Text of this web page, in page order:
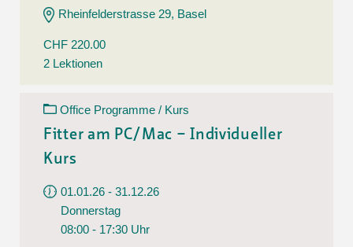
Rheinfelderstrasse 29, Basel
CHF 220.00
2 Lektionen
Office Programme / Kurs
Fitter am PC/Mac – Individueller
Kurs
01.01.26 - 31.12.26
Donnerstag
08:00 - 17:30 Uhr